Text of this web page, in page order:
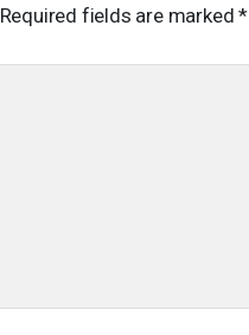
Required fields are marked*